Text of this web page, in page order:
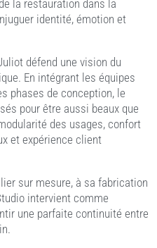
la restauration dans la
identité, émotion et
défend une vision du
En intégrant les équipes
phases de conception, le
pour être aussi beaux que
des usages, confort
et expérience client
sur mesure, à sa fabrication
intervient comme
une parfaite continuité entre